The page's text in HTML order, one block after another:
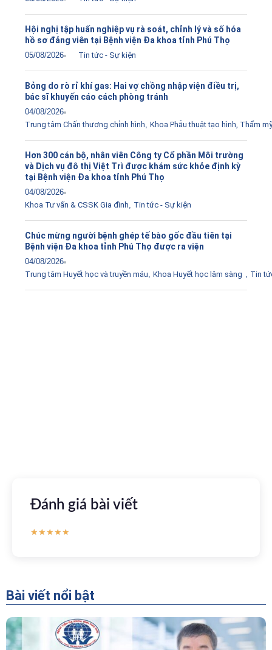
Hội nghị tập huấn nghiệp vụ rà soát, chỉnh lý và số hóa
hồ sơ đảng viên tại Bệnh viện Đa khoa tỉnh Phú Thọ
05/08/2026 Tin tức - Sự kiện
Bỏng do rò rỉ khí gas: Hai vợ chồng nhập viện điều trị,
bác sĩ khuyến cáo cách phòng tránh
04/08/2026
Trung tâm Chấn thương chỉnh hình, Khoa Phẫu thuật tạo hình, Thẩm
Hơn 300 cán bộ, nhân viên Công ty Cổ phần Môi trường
và Dịch vụ đô thị Việt Trì được khám sức khỏe định kỳ
tại Bệnh viện Đa khoa tỉnh Phú Thọ
04/08/2026
Khoa Tư vấn & CSSK Gia đình, Tin tức - Sự kiện
Chúc mừng người bệnh ghép tế bào gốc đầu tiên tại
Bệnh viện Đa khoa tỉnh Phú Thọ được ra viện
04/08/2026
Trung tâm Huyết học và truyền máu, Khoa Huyết học lâm sàng , Tin
Đánh giá bài viết
★★★★★
Bài viết nổi bật